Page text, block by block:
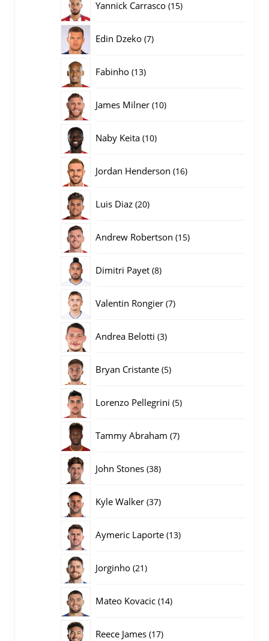
Yannick Carrasco 1515
Edin Dzeko 77
Fabinho 1313
James Milner 1010
Naby Keita 1010
Jordan Henderson 1616
Luis Diaz 2020
Andrew Robertson 1515
Dimitri Payet 88
Valentin Rongier 77
Andrea Belotti 33
Bryan Cristante 55
Lorenzo Pellegrini 55
Tammy Abraham 77
John Stones 3838
Kyle Walker 3737
Aymeric Laporte 1313
Jorginho 2121
Mateo Kovacic 1414
Reece James 1717